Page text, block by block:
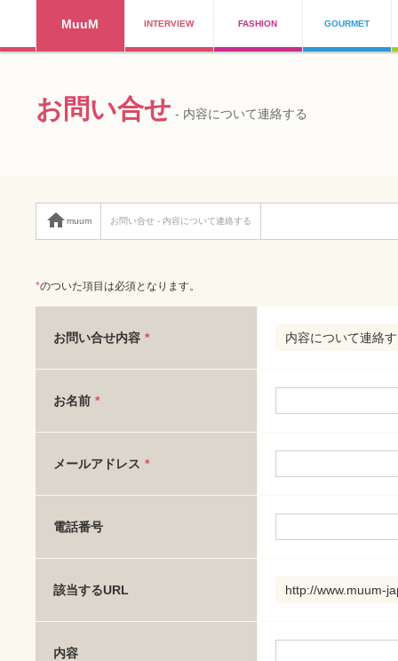
MuuM INTERVIEW FASHION GOURMET
お問い合せ - 内容について連絡する
muum お問い合せ - 内容について連絡する
*のついた項目は必須となります。
お問い合せ内容 * 内容について連絡
お名前 *
メールアドレス *
電話番号
該当するURL http://www.muum-
内容